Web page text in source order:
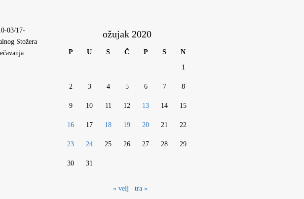
03/17-
Stožera
ožujak 2020
P U S Č P S N
1
2 3 4 5 6 7 8
9 10 11 12 13 14 15
16 17 18 19 20 21 22
23 24 25 26 27 28 29
30 31
« velj tra »